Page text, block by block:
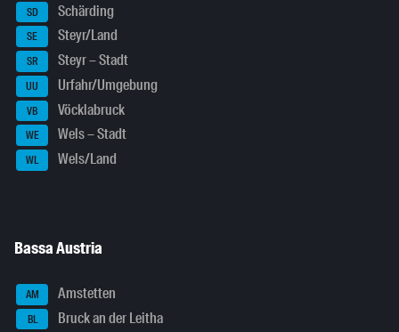
SD Schärding
SE Steyr/Land
SR Steyr – Stadt
UU Urfahr/Umgebung
VB Vöcklabruck
WE Wels – Stadt
WL Wels/Land
Bassa Austria
AM Amstetten
BL Bruck an der Leitha